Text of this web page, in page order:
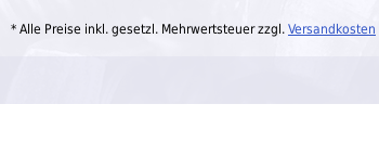
* Alle Preise inkl. gesetzl. Mehrwertsteuer zzgl. Versandkosten